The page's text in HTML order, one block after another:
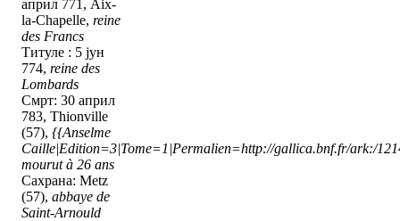
април 771, Aix-
la-Chapelle, reine
des Francs
Титуле : 5 јун
774, reine des
Lombards
Смрт: 30 април
783, Thionville
(57), {{Anselme
Caille|Edition=3|Tome=1|Permalien=http://gallica.bnf.fr/ark:/
mourut à 26 ans
Сахрана: Metz
(57), abbaye de
Saint-Arnould